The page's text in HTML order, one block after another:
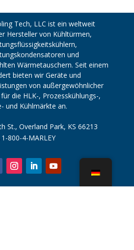
Tech, LLC ist ein weltweit
Hersteller von Kühltürmen,
und
Wärmetauschern. Seit einem
bieten wir Geräte und
von außergewöhnlicher
die HLK-, Prozesskühlungs-,
und Kühlmärkte an.
St., Overland Park, KS 66213
800-4-MARLEY